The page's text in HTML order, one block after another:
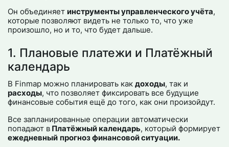
Он объединяет инструменты управленческого учёта,
которые позволяют видеть не только то, что уже
произошло, но и то, что будет дальше.
1. Плановые платежи и Платёжный
календарь
В Finmap можно планировать какдоходы, так и
расходы, что позволяет фиксировать все будущие
финансовые события ещё до того, как они произойдут.
Все запланированные операции автоматически
попадают в Платёжный календарь, который формирует
ежедневный прогноз финансовой ситуации.